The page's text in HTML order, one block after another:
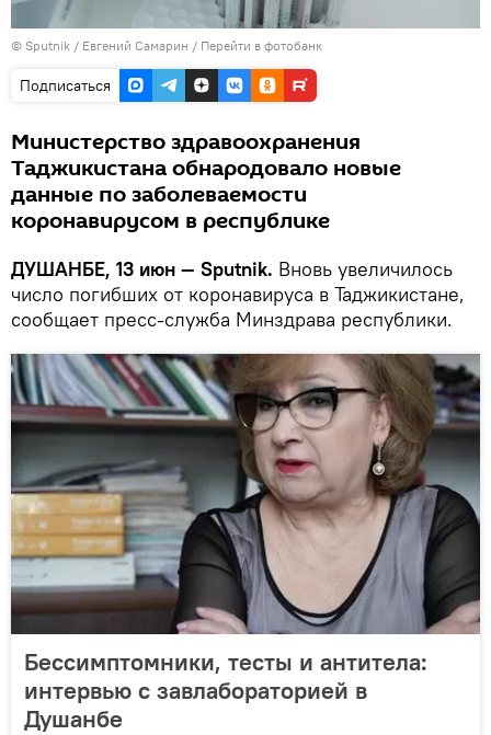
© Sputnik / Евгений Самарин / Перейти в фотобанк
Подписаться
Министерство здравоохранения
Таджикистана обнародовало новые
данные по заболеваемости
коронавирусом в республике
ДУШАНБЕ, 13 июн — Sputnik. Вновь увеличилось
число погибших от коронавируса в Таджикистане,
сообщает пресс-служба Минздрава республики.
Бессимптомники, тесты и антитела:
интервью с завлабораторией в
Душанбе